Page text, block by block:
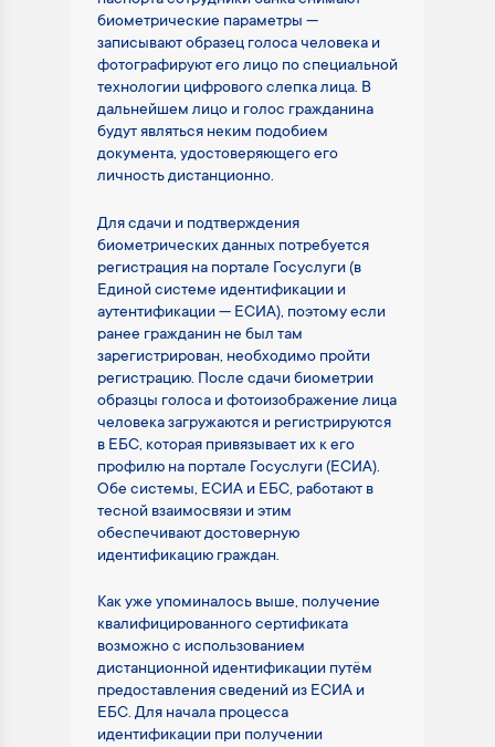
биометрические параметры —
записывают образец голоса человека и
фотографируют его лицо по специальной
технологии цифрового слепка лица. В
дальнейшем лицо и голос гражданина
будут являться неким подобием
документа, удостоверяющего его
личность дистанционно.
Для сдачи и подтверждения
биометрических данных потребуется
регистрация на портале Госуслуги (в
Единой системе идентификации и
аутентификации — ЕСИА), поэтому если
ранее гражданин не был там
зарегистрирован, необходимо пройти
регистрацию. После сдачи биометрии
образцы голоса и фотоизображение лица
человека загружаются и регистрируются
в ЕБС, которая привязывает их к его
профилю на портале Госуслуги (ЕСИА).
Обе системы, ЕСИА и ЕБС, работают в
тесной взаимосвязи и этим
обеспечивают достоверную
идентификацию граждан.
Как уже упоминалось выше, получение
квалифицированного сертификата
возможно с использованием
дистанционной идентификации путём
предоставления сведений из ЕСИА и
ЕБС. Для начала процесса
идентификации при получении